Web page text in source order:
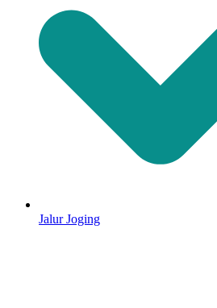
Jalur Joging